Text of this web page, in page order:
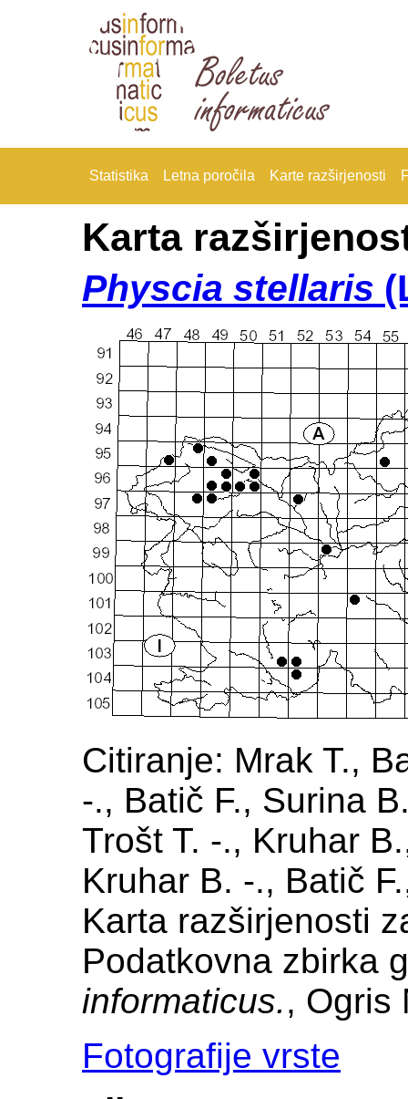
Statistika Letna poročila Karte razširjenosti
Karta
Physcia stellaris
Citiranje: Mrak T.,
-., Batič F., Surina
Trošt T. -., Kruhar
Kruhar B. -., Batič
Karta razširjenosti
Podatkovna zbirka
informaticus., Ogris
Fotografije vrste